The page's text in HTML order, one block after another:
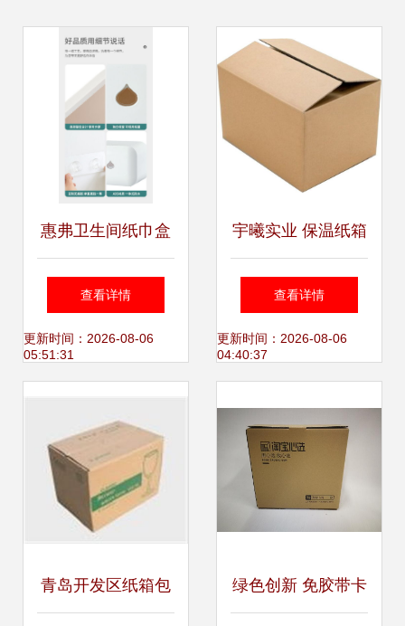
惠弗卫生间纸巾盒
免打孔设计让收纳
更简洁、生活更高
查看详情
更新时间：2026-08-06
05:51:31
宇曦实业 保温纸箱
引领绿色包装新潮
流，开启免胶带时
查看详情
更新时间：2026-08-06
04:40:37
青岛开发区纸箱包 绿色创新 免胶带卡